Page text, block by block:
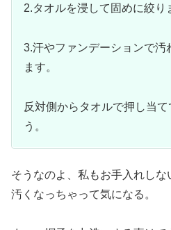
2.タオルを浸して固めに絞り
3.汗やファンデーションで汚
ます。
反対側からタオルで押し当
う。
そうなのよ、私もお手入れしな
汚くなっちゃって気になる。